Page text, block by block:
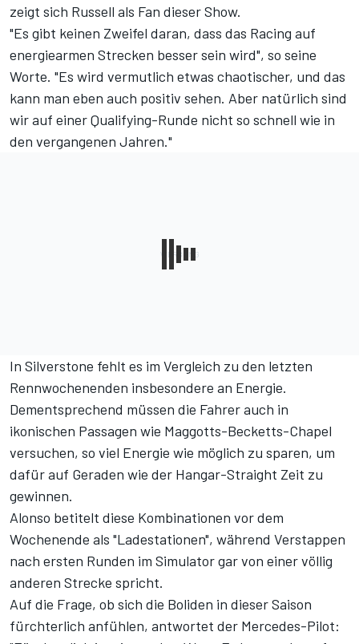
zeigt sich Russell als Fan dieser Show.
"Es gibt keinen Zweifel daran, dass das Racing auf
energiearmen Strecken besser sein wird", so seine
Worte. "Es wird vermutlich etwas chaotischer, und das
kann man eben auch positiv sehen. Aber natürlich sind
wir auf einer Qualifying-Runde nicht so schnell wie in
den vergangenen Jahren."
In Silverstone fehlt es im Vergleich zu den letzten
Rennwochenenden insbesondere an Energie.
Dementsprechend müssen die Fahrer auch in
ikonischen Passagen wie Maggotts-Becketts-Chapel
versuchen, so viel Energie wie möglich zu sparen, um
dafür auf Geraden wie der Hangar-Straight Zeit zu
gewinnen.
Alonso betitelt diese Kombinationen vor dem
Wochenende als "Ladestationen", während Verstappen
nach ersten Runden im Simulator garvon einer völlig
anderen Strecke spricht.
Auf die Frage, ob sich die Boliden in dieser Saison
fürchterlich anfühlen, antwortet der Mercedes-Pilot: